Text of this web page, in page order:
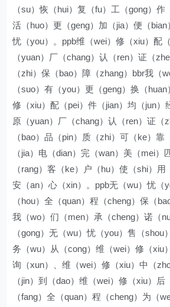
（su）恢（hui）复（fu）工（gong）作
活（huo）更（geng）加（jia）便（bian
忧（you）。ppb维（wei）修（xiu）配
（yuan）厂（chang）认（ren）证（
（zhi）保（bao）障（zhang）bbr我（
（suo）有（you）更（geng）换（huan
修（xiu）配（pei）件（jian）均（jun）
原（yuan）厂（chang）认（ren）证（
（bao）品（pin）质（zhi）可（ke）靠
（jia）电（dian）完（wan）美（mei）
（rang）客（ke）户（hu）使（shi）用
安（an）心（xin）。ppb无（wu）忧（
（hou）全（quan）程（cheng）保（
我（wo）们（men）承（cheng）诺（
（gong）无（wu）忧（you）售（shou
务（wu）从（cong）维（wei）修（xiu
询（xun）、维（wei）修（xiu）中（
（jin）到（dao）维（wei）修（xiu）
（fang）全（quan）程（cheng）为（